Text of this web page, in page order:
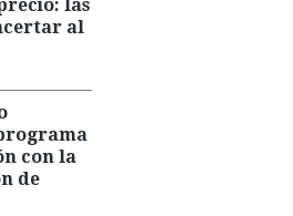
las
al
con la
de